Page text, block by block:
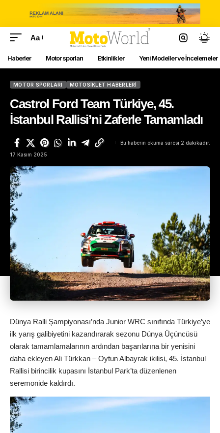
Aa
Haberler Motor sporları Etkinlikler Yeni Modeller ve İncelemeler
MOTOR SPORLARI MOTOSIKLET HABERLERI
Castrol Ford Team Türkiye, 45.
İstanbul Rallisi’ni Zaferle Tamamladı
17 Kasım 2025
Bu haberin okuma süresi 2 dakikadır.
Dünya Ralli Şampiyonası’nda Junior WRC sınıfında Türkiye’ye
ilk yarış galibiyetini kazandırarak sezonu Dünya Üçüncüsü
olarak tamamlamalarının ardından başarılarına bir yenisini
daha ekleyen Ali Türkkan – Oytun Albayrak ikilisi, 45. İstanbul
Rallisi birincilik kupasını İstanbul Park’ta düzenlenen
seremonide kaldırdı.